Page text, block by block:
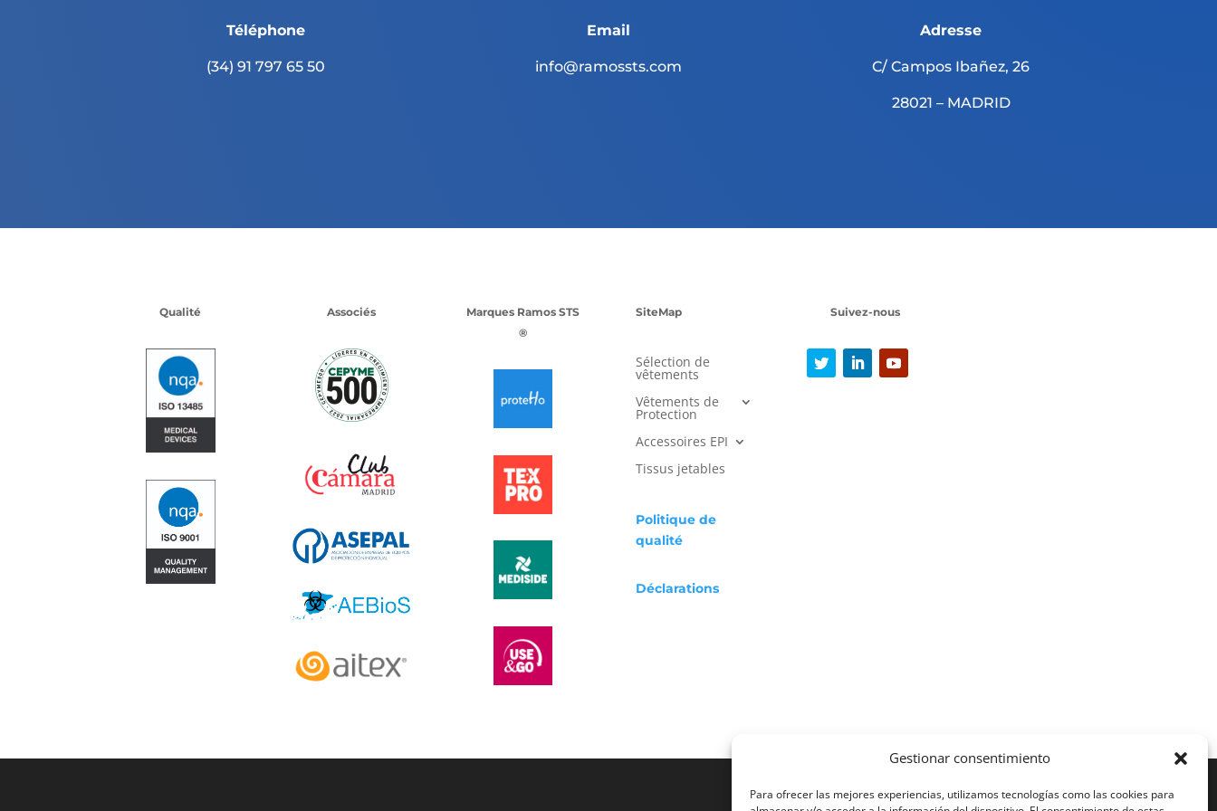
Gestionar consentimiento
Para ofrecer las mejores experiencias, utilizamos tecnologías como las cookies para
Téléphone
(34) 91 797 65 50
Email
info@ramossts.com
Adresse
C/ Campos Ibañez, 26
28021 – MADRID
Qualité Associés
Marques Ramos STS
®
SiteMap
Sélection de
vêtements
Vêtements de
Protection
Accessoires EPI
Tissus jetables
Politique de
qualité
Déclarations
Suivez-nous